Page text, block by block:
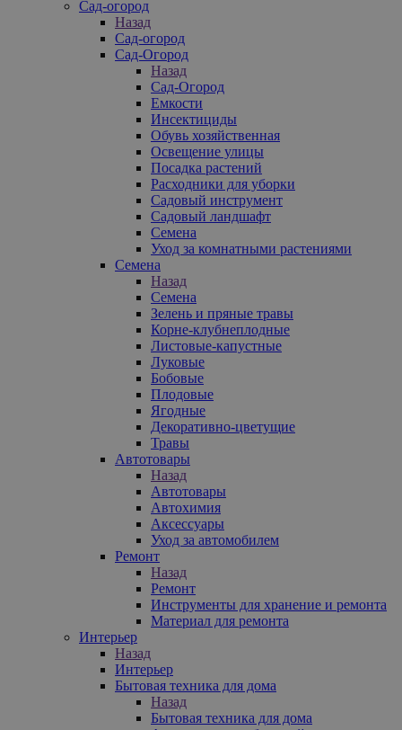
Сад-огород
Назад
Сад-огород
Сад-Огород
Назад
Сад-Огород
Емкости
Инсектициды
Обувь хозяйственная
Освещение улицы
Посадка растений
Расходники для уборки
Садовый инструмент
Садовый ландшафт
Семена
Уход за комнатными растениями
Семена
Назад
Семена
Зелень и пряные травы
Корне-клубнеплодные
Листовые-капустные
Луковые
Бобовые
Плодовые
Ягодные
Декоративно-цветущие
Травы
Автотовары
Назад
Автотовары
Автохимия
Аксессуары
Уход за автомобилем
Ремонт
Назад
Ремонт
Инструменты для хранение и ремонта
Материал для ремонта
Интерьер
Назад
Интерьер
Бытовая техника для дома
Назад
Бытовая техника для дома